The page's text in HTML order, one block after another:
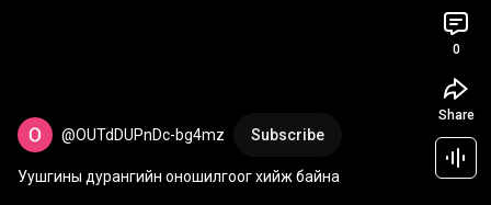
@OUTdDUPnDc-bg4mz Subscribe
Уушгины дурангийн оношилгоог хийж байна
0
Share